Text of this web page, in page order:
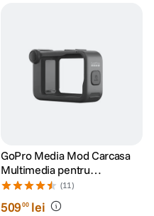
GoPro Media Mod Carcasa
Multimedia pentru
HERO9/10/11/12/13 Black
(11)
50900 lei